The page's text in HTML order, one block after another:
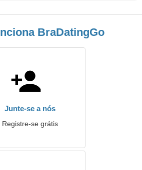
BraDatingGo
Junte-se a nós
Registre-se grátis